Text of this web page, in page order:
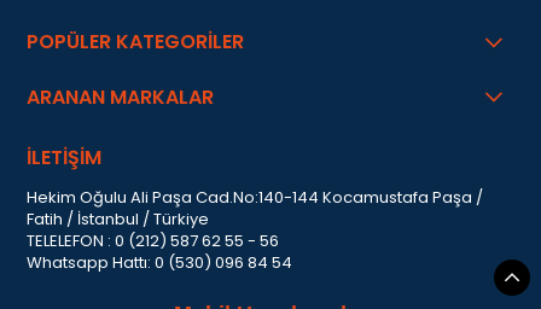
POPÜLER KATEGORİLER
ARANAN MARKALAR
İLETİŞİM
Hekim Oğulu Ali Paşa Cad.No:140-144 Kocamustafa Paşa /
Fatih / İstanbul / Türkiye
TELELEFON : 0 (212) 587 62 55 - 56
Whatsapp Hattı: 0 (530) 096 84 54